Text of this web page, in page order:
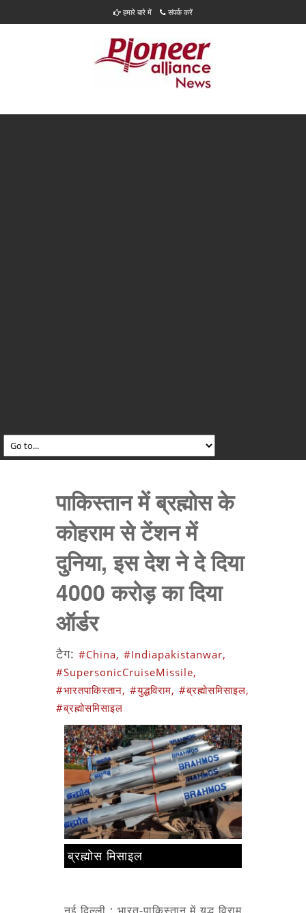
हमारे बारे में संपर्क करें
पाकिस्तान में ब्रह्मोस के
कोहराम से टेंशन में
दुनिया, इस देश ने दे दिया
4000 करोड़ का दिया
ऑर्डर
टैग: #China, #Indiapakistanwar,
#SupersonicCruiseMissile,
#भारतपाकिस्तान, #युद्धविराम, #ब्रह्मोसमिसाइल,
#ब्रह्मोसमिसाइल
ब्रह्मोस मिसाइल